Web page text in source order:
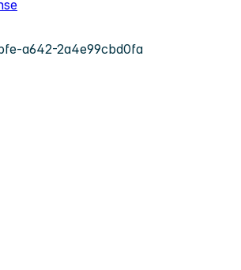
a642-2a4e99cbd0fa